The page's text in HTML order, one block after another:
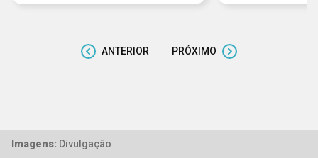
ANTERIOR PRÓXIMO
Imagens: Divulgação